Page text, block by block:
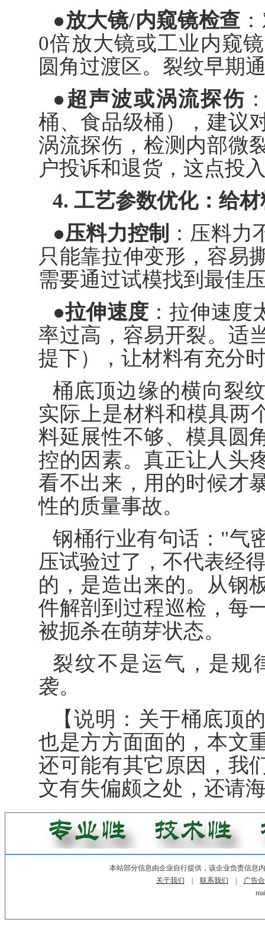
●放大镜/内窥镜检查
0倍放大镜或工业内窥
圆角过渡区。裂纹早期
●超声波或涡流探伤
桶、食品级桶），建议
涡流探伤，检测内部微
户投诉和退货，这点投
4. 工艺参数优化：给
●压料力控制 ：压料
只能靠拉伸变形，容易
需要通过试模找到最佳
●拉伸速度 ：拉伸速
率过高，容易开裂。适
提下），让材料有充分
桶底顶边缘的横向裂
实际上是材料和模具两
料延展性不够、模具圆
控的因素。真正让人
看不出来，用的时候才
性的质量事故。
钢桶行业有句话："气
压试验过了，不代表经
的，是造出来的。从钢
件解剖到过程巡检，每
被扼杀在萌芽状态。
裂纹不是运气，是规
袭。
【说明：关于桶底顶
也是方方面面的，本文
还可能有其它原因，我
文有失偏颇之处，还请
本站部分信息由企业自行提供，该企业负责信息
关于我们
联系我们
广告